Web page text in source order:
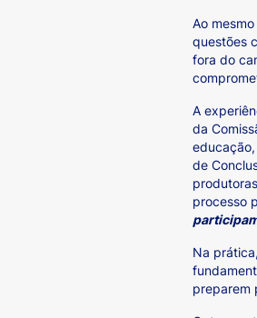
Ao
questões
fora do
A
da
de
processo
Na
preparem